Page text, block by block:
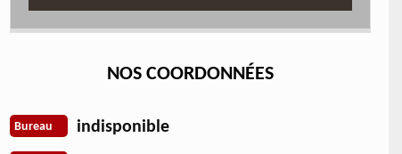
NOS COORDONNÉES
Bureau indisponible